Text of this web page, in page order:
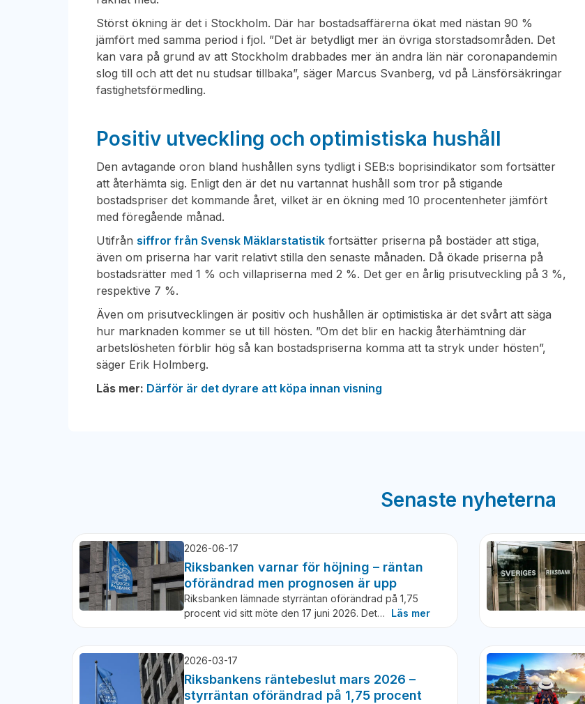
Störst ökning är det i Stockholm. Där har bostadsaffärerna ökat med nästan 90 %
jämfört med samma period i fjol. ”Det är betydligt mer än övriga storstadsområden. Det
kan vara på grund av att Stockholm drabbades mer än andra län när coronapandemin
slog till och att det nu studsar tillbaka”, säger Marcus Svanberg, vd på Länsförsäkringar
fastighetsförmedling.
Positiv utveckling och optimistiska hushåll
Den avtagande oron bland hushållen syns tydligt i SEB:s boprisindikator som fortsätter
att återhämta sig. Enligt den är det nu vartannat hushåll som tror på stigande
bostadspriser det kommande året, vilket är en ökning med 10 procentenheter jämfört
med föregående månad.
Utifrånsiffror från Svensk Mäklarstatistik fortsätter priserna på bostäder att stiga,
även om priserna har varit relativt stilla den senaste månaden. Då ökade priserna på
bostadsrätter med 1 % och villapriserna med 2 %. Det ger en årlig prisutveckling på 3 %,
respektive 7 %.
Även om prisutvecklingen är positiv och hushållen är optimistiska är det svårt att säga
hur marknaden kommer se ut till hösten. ”Om det blir en hackig återhämtning där
arbetslösheten förblir hög så kan bostadspriserna komma att ta stryk under hösten”,
säger Erik Holmberg.
Läs mer: Därför är det dyrare att köpa innan visning
Senaste nyheterna
2026-06-17
Riksbanken varnar för höjning – räntan
oförändrad men prognosen är upp
Riksbanken lämnade styrräntan oförändrad på 1,75
procent vid sitt möte den 17 juni 2026. Det…
Läs mer
2026-03-17
Riksbankens räntebeslut mars 2026 –
styrräntan oförändrad på 1,75 procent